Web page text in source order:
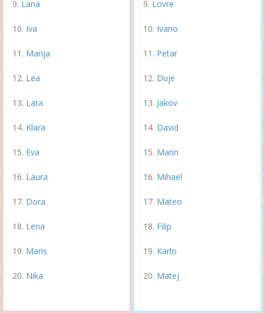
Lana
Iva
Marija
Lea
Lara
Klara
Eva
Laura
Dora
Lena
Maris
Nika
Lovre
Ivano
Petar
Duje
Jakov
David
Marin
Mihael
Mateo
Filip
Karlo
Matej